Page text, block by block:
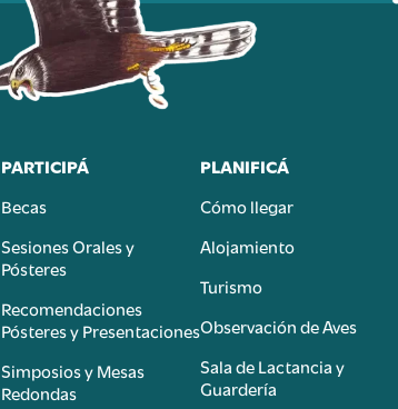
PARTICIPÁ
Becas
Sesiones Orales y
Pósteres
Recomendaciones
Pósteres y Presentaciones
Simposios y Mesas
Redondas
PLANIFICÁ
Cómo llegar
Alojamiento
Turismo
Observación de Aves
Sala de Lactancia y
Guardería